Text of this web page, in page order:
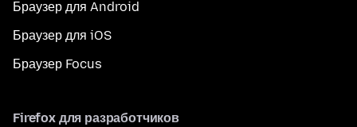
Браузер для Android
Браузер для iOS
Браузер Focus
Firefox для разработчиков